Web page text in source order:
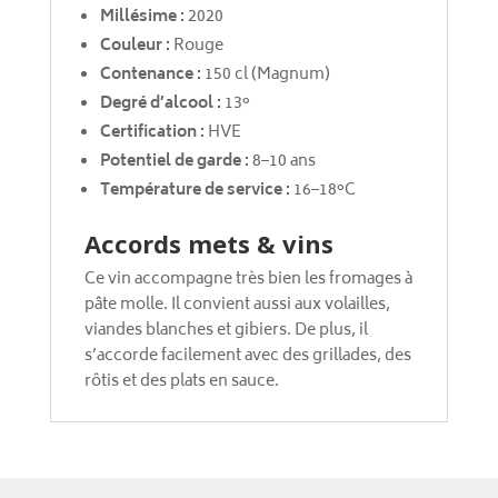
Millésime :2020
Couleur : Rouge
Contenance : 150 cl (Magnum)
Degré d’alcool : 13°
Certification : HVE
Potentiel de garde :8–10 ans
Température de service : 16–18°C
Accords mets & vins
Ce vin accompagne très bien les fromages à
pâte molle. Il convient aussi aux volailles,
viandes blanches et gibiers. De plus, il
s’accorde facilement avec des grillades, des
rôtis et des plats en sauce.